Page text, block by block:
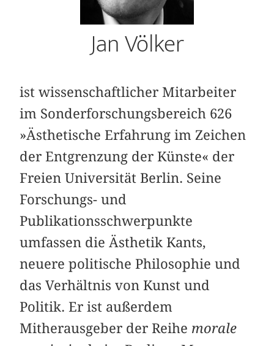
Jan Völker
ist wissenschaftlicher Mitarbeiter
im Sonderforschungsbereich 626
»Ästhetische Erfahrung im Zeichen
der Entgrenzung der Künste« der
Freien Universität Berlin. Seine
Forschungs- und
Publikationsschwerpunkte
umfassen die Ästhetik Kants,
neuere politische Philosophie und
das Verhältnis von Kunst und
Politik. Er ist außerdem
Mitherausgeber der Reihe morale